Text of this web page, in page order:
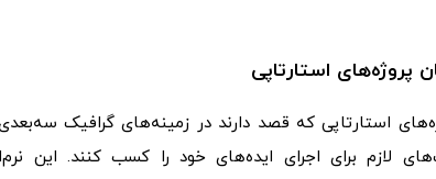
پروژه‌های استارتاپی
استارتاپی که قصد دارند در زمینه‌های گرافیک
لازم برای اجرای ایده‌های خود را کسب کنند. این